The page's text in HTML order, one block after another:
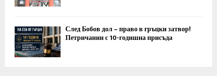
След Бобов дол – право в гръцки затвор!
Петричанин с 10-годишна присъда